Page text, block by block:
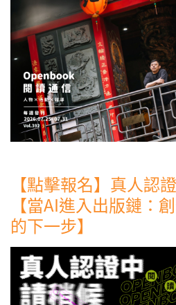
【點擊報名】真人認
【當AI進入出版鏈：
的下一步】